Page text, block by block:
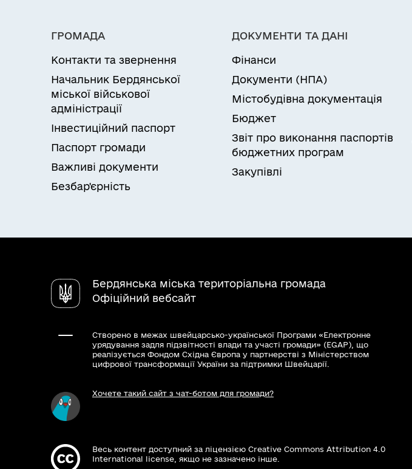
ГРОМАДА
Контакти та звернення
Начальник Бердянської
міської військової
адміністрації
Інвестиційний паспорт
Паспорт громади
Важливі документи
Безбар'єрність
ДОКУМЕНТИ ТА ДАНІ
Фінанси
Документи (НПА)
Містобудівна документація
Бюджет
Звіт про виконання паспортів
бюджетних програм
Закупівлі
Бердянська міська територіальна громада
Офіційний вебсайт
Створено в межах швейцарсько-української Програми «Електронне
урядування задля підзвітності влади та участі громади» (EGAP), що
реалізується Фондом Східна Європа у партнерстві з Міністерством
цифрової трансформації України за підтримки Швейцарії.
Хочете такий сайт з чат-ботом для громади?
Весь контент доступний за ліцензією Creative Commons Attribution 4.0
International license, якщо не зазначено інше.